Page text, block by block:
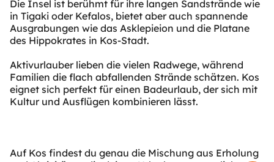
Die Insel ist berühmt für ihre langen Sandstrände wie
in Tigaki oder Kefalos, bietet aber auch spannende
Ausgrabungen wie das Asklepieion und die Platane
des Hippokrates in Kos-Stadt.
Aktivurlauber lieben die vielen Radwege, während
Familien die flach abfallenden Strände schätzen. Kos
eignet sich perfekt für einen Badeurlaub, der sich mit
Kultur und Ausflügen kombinieren lässt.
Auf Kos findest du genau die Mischung aus Erholung